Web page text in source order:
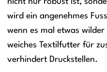
wird ein angenehmes
wenn es mal etwas
weiches Textilfutter für
verhindert Druckstellen.